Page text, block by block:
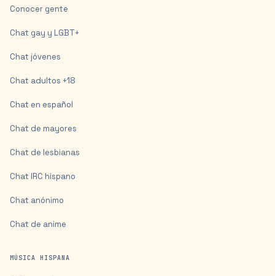
Conocer gente
Chat gay y LGBT+
Chat jóvenes
Chat adultos +18
Chat en español
Chat de mayores
Chat de lesbianas
Chat IRC hispano
Chat anónimo
Chat de anime
MÚSICA HISPANA